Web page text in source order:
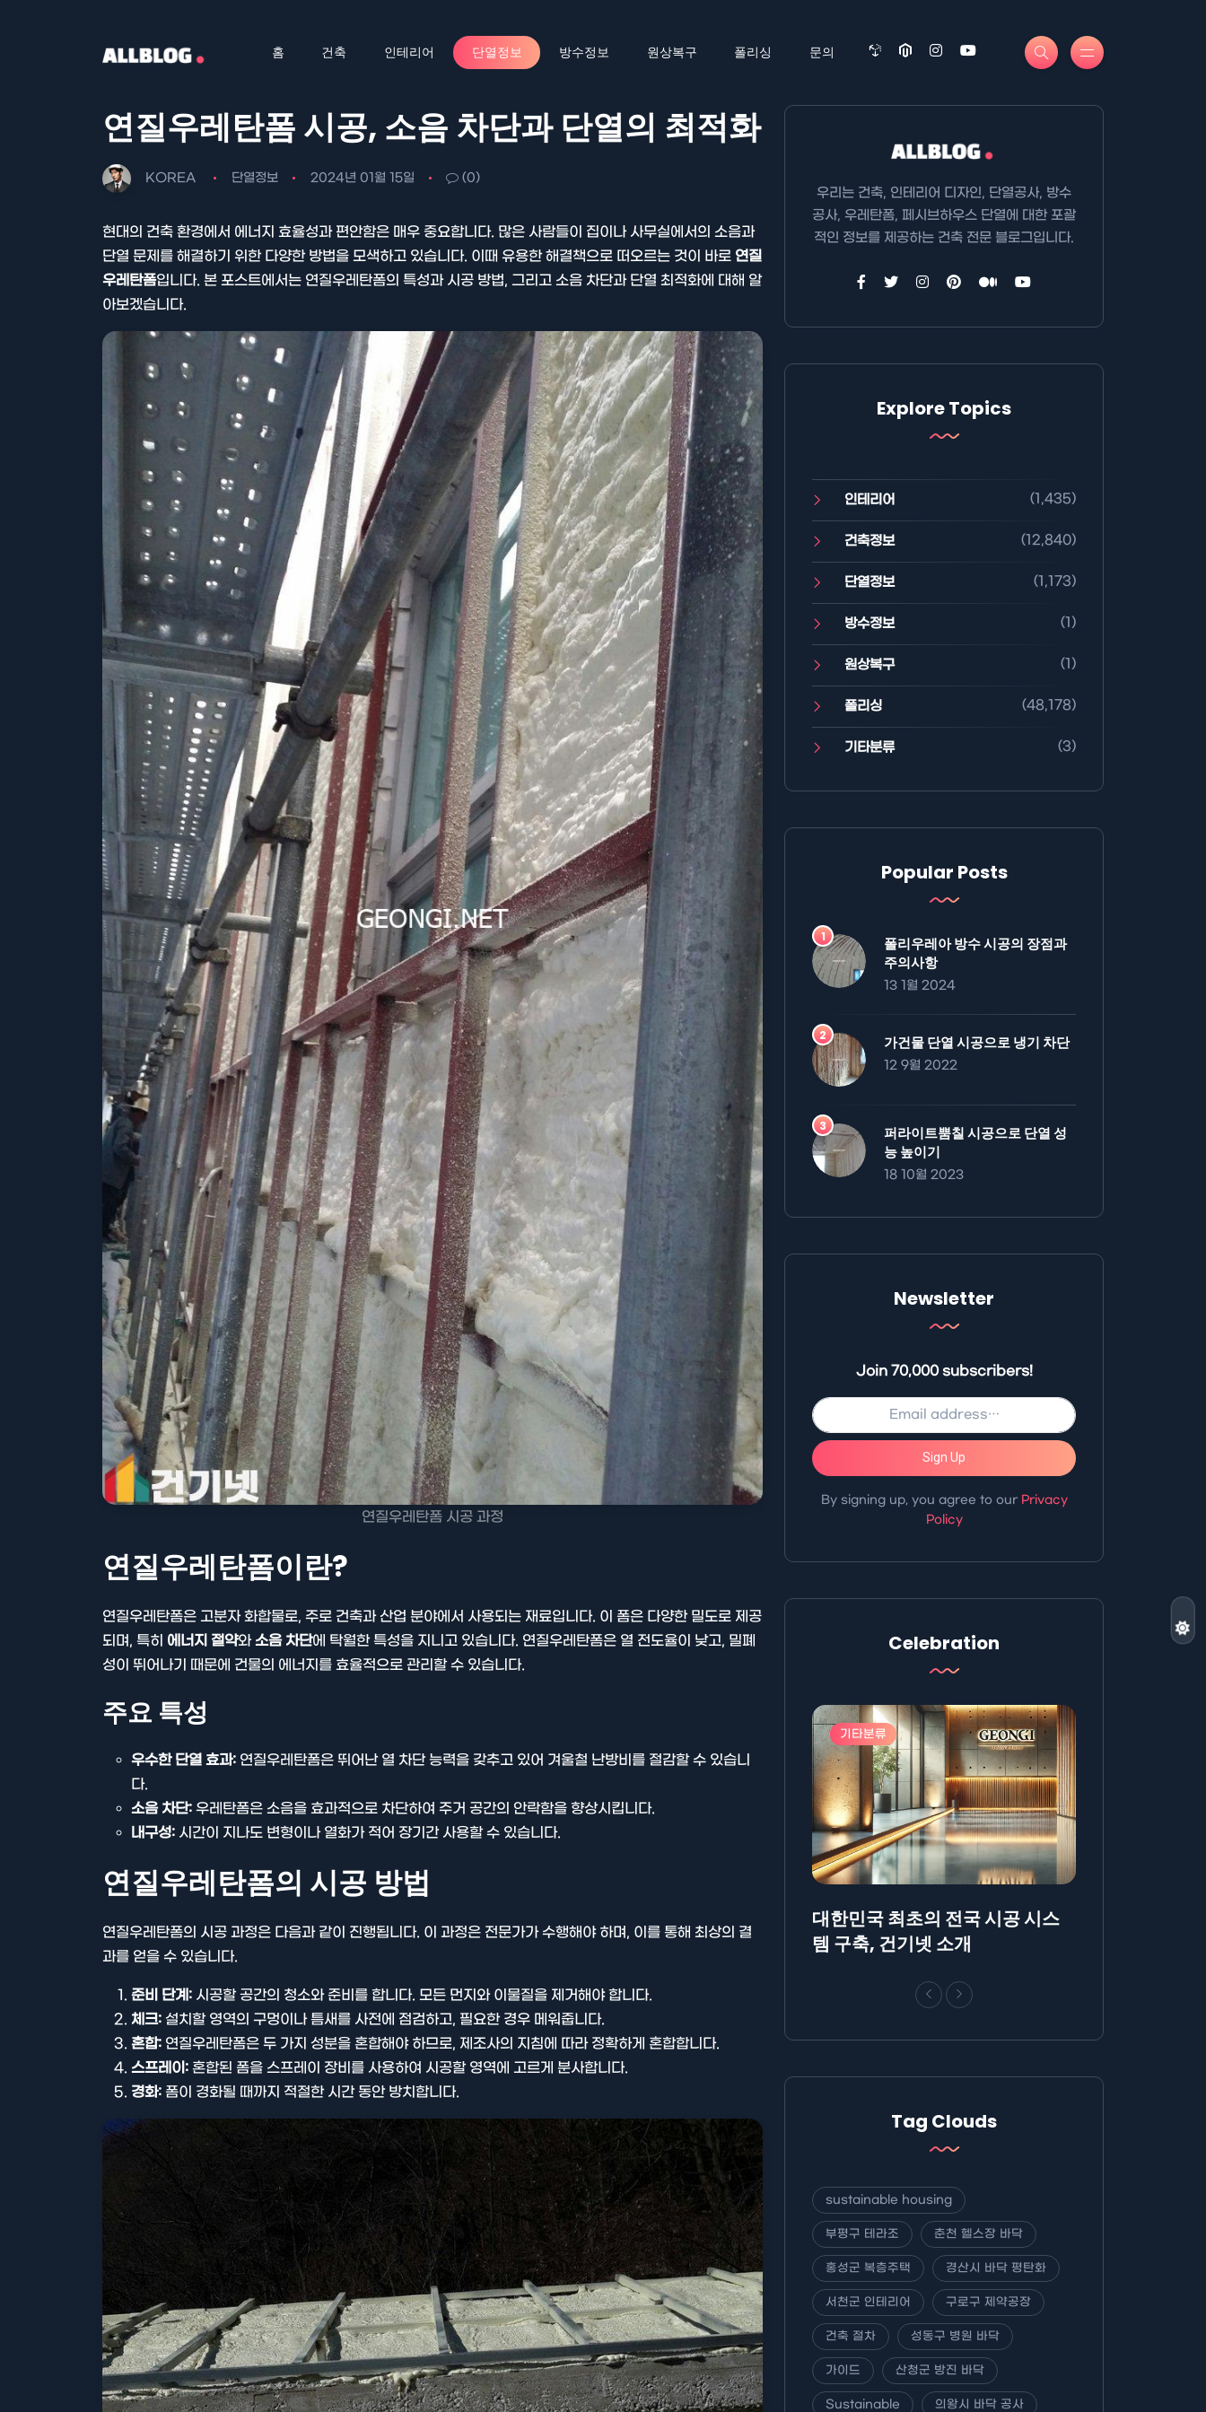
홈 건축 인테리어 단열정보 방수정보 원상복구 폴리싱 문의
연질우레탄폼 시공, 소음 차단과 단열의 최적화
KOREA 단열정보 2024년 01월 15일 (0)
현대의 건축 환경에서 에너지 효율성과 편안함은 매우 중요합니다. 많은 사람들이 집이나 사무실에서의 소음과
단열 문제를 해결하기 위한 다양한 방법을 모색하고 있습니다. 이때 유용한 해결책으로 떠오르는 것이 바로 연질
우레탄폼입니다. 본 포스트에서는 연질우레탄폼의 특성과 시공 방법, 그리고 소음 차단과 단열 최적화에 대해 알
아보겠습니다.
연질우레탄폼 시공 과정
연질우레탄폼이란?
연질우레탄폼은 고분자 화합물로, 주로 건축과 산업 분야에서 사용되는 재료입니다. 이 폼은 다양한 밀도로 제공
되며, 특히 에너지 절약와소음 차단에 탁월한 특성을 지니고 있습니다. 연질우레탄폼은 열 전도율이 낮고, 밀폐
성이 뛰어나기 때문에 건물의 에너지를 효율적으로 관리할 수 있습니다.
주요 특성
우수한 단열 효과: 연질우레탄폼은 뛰어난 열 차단 능력을 갖추고 있어 겨울철 난방비를 절감할 수 있습니
다.
소음 차단: 우레탄폼은 소음을 효과적으로 차단하여 주거 공간의 안락함을 향상시킵니다.
내구성: 시간이 지나도 변형이나 열화가 적어 장기간 사용할 수 있습니다.
연질우레탄폼의 시공 방법
연질우레탄폼의 시공 과정은 다음과 같이 진행됩니다. 이 과정은 전문가가 수행해야 하며, 이를 통해 최상의 결
과를 얻을 수 있습니다.
준비 단계: 시공할 공간의 청소와 준비를 합니다. 모든 먼지와 이물질을 제거해야 합니다.
체크: 설치할 영역의 구멍이나 틈새를 사전에 점검하고, 필요한 경우 메워줍니다.
혼합: 연질우레탄폼은 두 가지 성분을 혼합해야 하므로, 제조사의 지침에 따라 정확하게 혼합합니다.
스프레이: 혼합된 폼을 스프레이 장비를 사용하여 시공할 영역에 고르게 분사합니다.
경화: 폼이 경화될 때까지 적절한 시간 동안 방치합니다.
우리는 건축, 인테리어 디자인, 단열공사, 방수
공사, 우레탄폼, 페시브하우스 단열에 대한 포괄
적인 정보를 제공하는 건축 전문 블로그입니다.
Explore Topics
인테리어 (1,435)
건축정보 (12,840)
단열정보 (1,173)
방수정보 (1)
원상복구 (1)
폴리싱 (48,178)
기타분류 (3)
Popular Posts
폴리우레아 방수 시공의 장점과
주의사항
13 1월 2024
가건물 단열 시공으로 냉기 차단
12 9월 2022
퍼라이트뿜칠 시공으로 단열 성
능 높이기
18 10월 2023
Newsletter
Join 70,000 subscribers!
Sign Up
By signing up, you agree to our Privacy
Policy
Celebration
AllBlog에 RSS 피드를 제출하는
방법에 대해 안내드립니다.
기타분류
대한민국 최초의 전국 시공 시스
템 구축, 건기넷 소개
Tag Clouds
sustainable housing
부평구 테라조 춘천 헬스장 바닥
홍성군 복층주택 경산시 바닥 평탄화
서천군 인테리어 구로구 제약공장
건축 절차 성동구 병원 바닥
가이드 산청군 방진 바닥
Sustainable 의왕시 바닥 공사